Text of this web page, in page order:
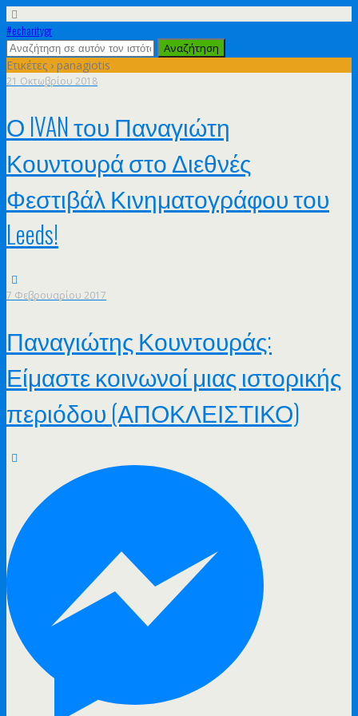
#echaritygr
Ετικέτες › panagiotis
21 Οκτωβρίου 2018
Ο IVAN του Παναγιώτη
Κουντουρά στο Διεθνές
Φεστιβάλ Κινηματογράφου του
Leeds!
7 Φεβρουαρίου 2017
Παναγιώτης Κουντουράς:
Είμαστε κοινωνοί μιας ιστορικής
περιόδου (ΑΠΟΚΛΕΙΣΤΙΚΟ)